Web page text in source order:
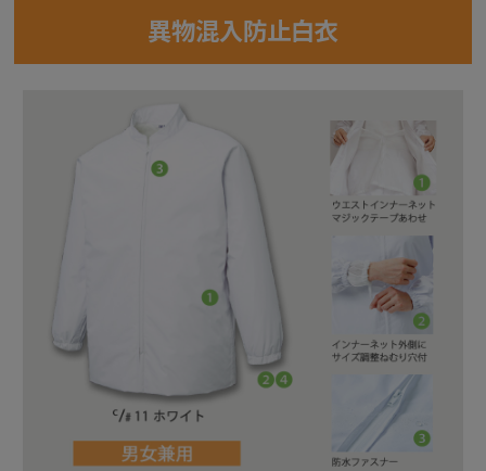
異物混入防止白衣